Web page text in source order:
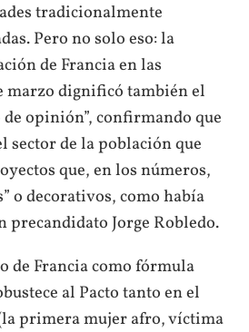
tradicionalmente
Pero no solo eso: la
de Francia en las
marzo dignificó también el
opinión”, confirmando que
de la población que
que, en los números,
o decorativos, como había
precandidato Jorge Robledo.
de Francia como fórmula
al Pacto tanto en el
primera mujer afro, víctima